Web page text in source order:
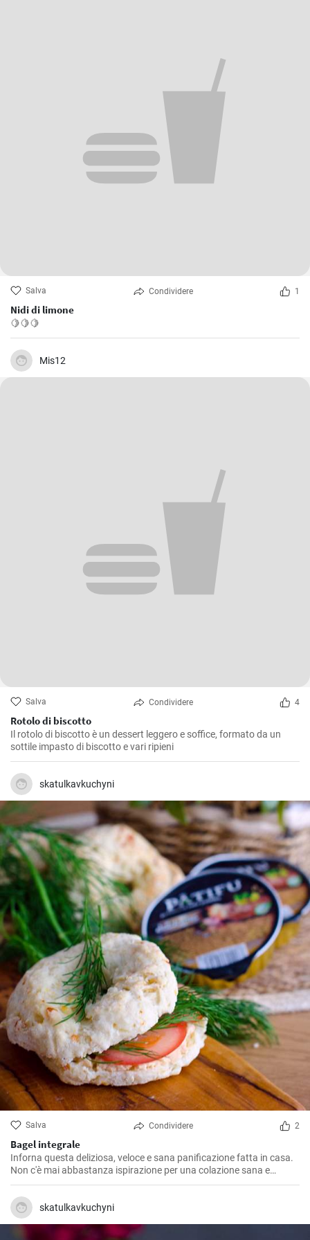
Salva Condividere 1
Nidi di limone
🍋🍋🍋
Mis12
Salva Condividere 4
Rotolo di biscotto
Il rotolo di biscotto è un dessert leggero e soffice, formato da un
sottile impasto di biscotto e vari ripieni
skatulkavkuchyni
Salva Condividere 2
Bagel integrale
Inforna questa deliziosa, veloce e sana panificazione fatta in casa.
Non c'è mai abbastanza ispirazione per una colazione sana e
gustosa.
skatulkavkuchyni